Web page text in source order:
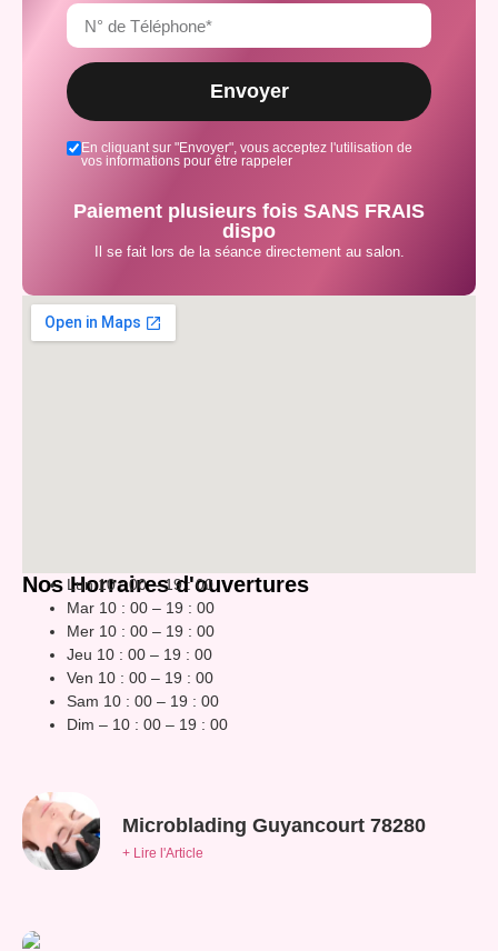
En cliquant sur "Envoyer", vous acceptez l'utilisation de
vos informations pour être rappeler
Envoyer
Paiement plusieurs fois SANS FRAIS
dispo
Il se fait lors de la séance directement au salon.
Nos Horraires d'ouvertures
Lun 10 : 00 – 19 : 00
Mar 10 : 00 – 19 : 00
Mer 10 : 00 – 19 : 00
Jeu 10 : 00 – 19 : 00
Ven 10 : 00 – 19 : 00
Sam 10 : 00 – 19 : 00
Dim – 10 : 00 – 19 : 00
Microblading Guyancourt 78280
+ Lire l'Article